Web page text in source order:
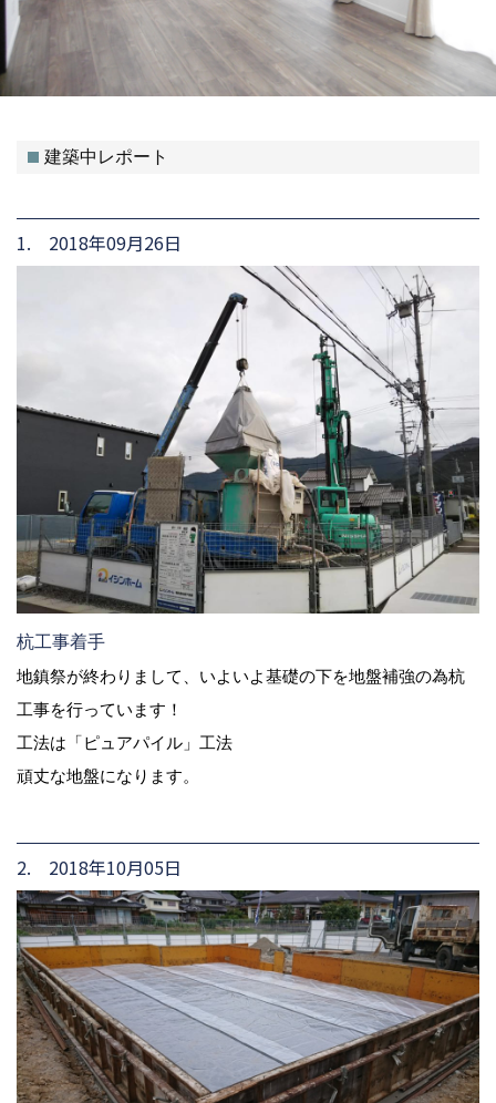
建築中レポート
1. 2018年09月26日
杭工事着手
地鎮祭が終わりまして、いよいよ基礎の下を地盤補強の為杭
工事を行っています！
工法は「ピュアパイル」工法
頑丈な地盤になります。
2. 2018年10月05日